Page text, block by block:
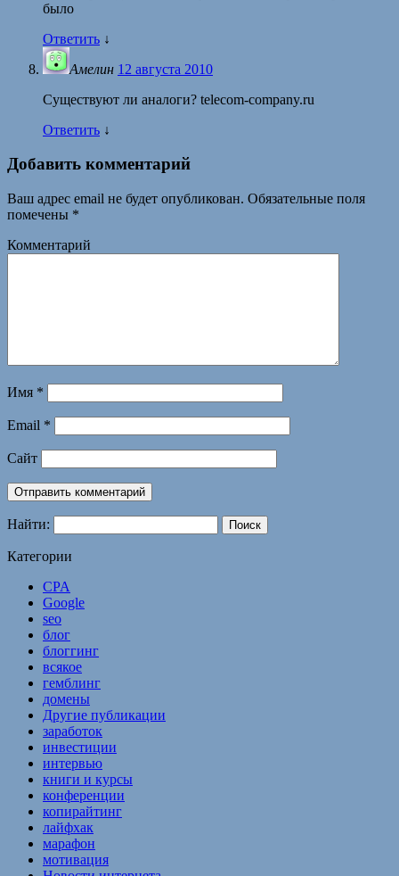
было
Ответить ↓
Амелин 12 августа 2010
Существуют ли аналоги? telecom-company.ru
Ответить ↓
Добавить комментарий
Ваш адрес email не будет опубликован. Обязательные поля
помечены *
Комментарий
Имя *
Email *
Сайт
Найти:
Категории
CPA
Google
seo
блог
блоггинг
всякое
гемблинг
домены
Другие публикации
заработок
инвестиции
интервью
книги и курсы
конференции
копирайтинг
лайфхак
марафон
мотивация